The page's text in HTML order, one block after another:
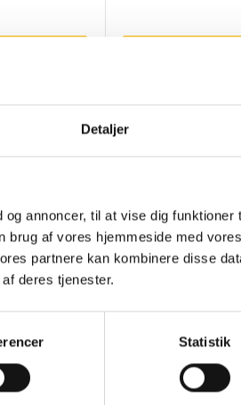
Detaljer
annoncer, til at vise dig
af vores hjemmeside med
partnere kan kombinere disse
deres tjenester.
Statistik
Book et møde - så kommer vi til
Klik her og aftal dit møde
besøg
faktura